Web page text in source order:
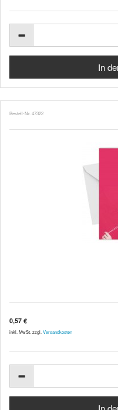
Bestell-Nr. 47322
0,57 €
inkl. MwSt. zzgl. Versandkosten